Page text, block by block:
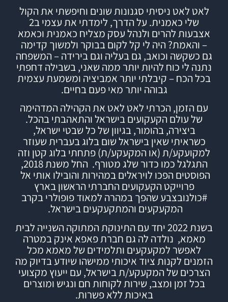
לאט לאט ניסיתי סגנונות שונים וחיפשתי את הקול
שלי כאמנית. על הדרך, לימדתי את עצמי ב2
אצבעות להרים ולנהל עסק מצליח כאמנית וכאמא
– והאמת? היה לי קל לקום בבוקר ולמשוך קדימה
גם כשקשה וכואב, גם בעליה וגם בירידה – המשפחה
נתנה לי כוח להיות יותר ממה שאני, בשבילה דחפתי
בכל הכח – קיבלתי יותר אמביציה ומשמעת עצמית
גבוהה יותר מאי פעם בחיים.
עם הזמן, הכרתי לאט לאט את הקהילה המדהימה
של עולם הקעקועים בישראל והתאהבתי בהכל.
ביצירה, בהומור, בגיוון של כל שבטי ישראל,
כשראיתי שאין בישראל שום בלוג בעברית שעוזר
למקועקע/ת (או המקעקע/ת) פתחתיבלוגקטן וזה
התגלגל כמו כדור שלג מטורף.
החל משנת 2018,
הפוסטים הפכו לויראלים במהירות והובילו אותי אל
פרוייקט הקעקועים החברתי הראשון בארץ
#כולנובצבעשהפך במהרה למאוד פופולרי בקרב
המקעקעים והמתקעקעים בישראל.
בשנת 2022 יחד עם התינוקת המתוקה השנייה לבית
מאמא, נולדה לה גם חברתפאפא אינקבמטרה
לאפשר למקעקעים ותלמידים של מאמא מכל
הזמנים לקנות ציוד איכותי ממישהו שיודע בדיוק מה
הצרכים של המקעקע/ת בישראל, עם ייעוץ מקצועי
בכל זמן ומצב, שירות לקוחות חם ונגיש ומוצרים
באיכות ללא פשרות.